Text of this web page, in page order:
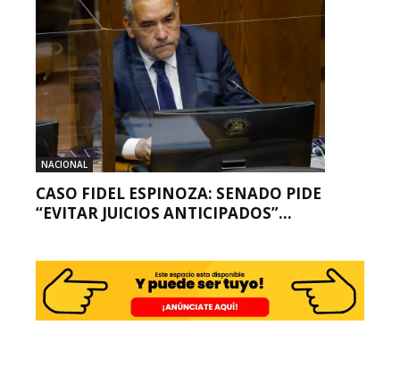
NACIONAL
CASO FIDEL ESPINOZA: SENADO PIDE
“EVITAR JUICIOS ANTICIPADOS”...